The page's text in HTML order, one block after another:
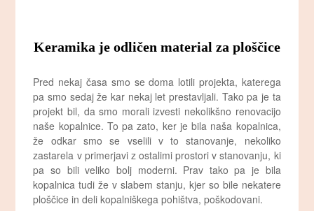
Keramika je odličen material za ploščice
Pred nekaj časa smo se doma lotili projekta, katerega
pa smo sedaj že kar nekaj let prestavljali. Tako pa je ta
projekt bil, da smo morali izvesti nekolikšno renovacijo
naše kopalnice. To pa zato, ker je bila naša kopalnica,
že odkar smo se vselili v to stanovanje, nekoliko
zastarela v primerjavi z ostalimi prostori v stanovanju, ki
pa so bili veliko bolj moderni. Prav tako pa je bila
kopalnica tudi že v slabem stanju, kjer so bile nekatere
ploščice in deli kopalniškega pohištva, poškodovani.